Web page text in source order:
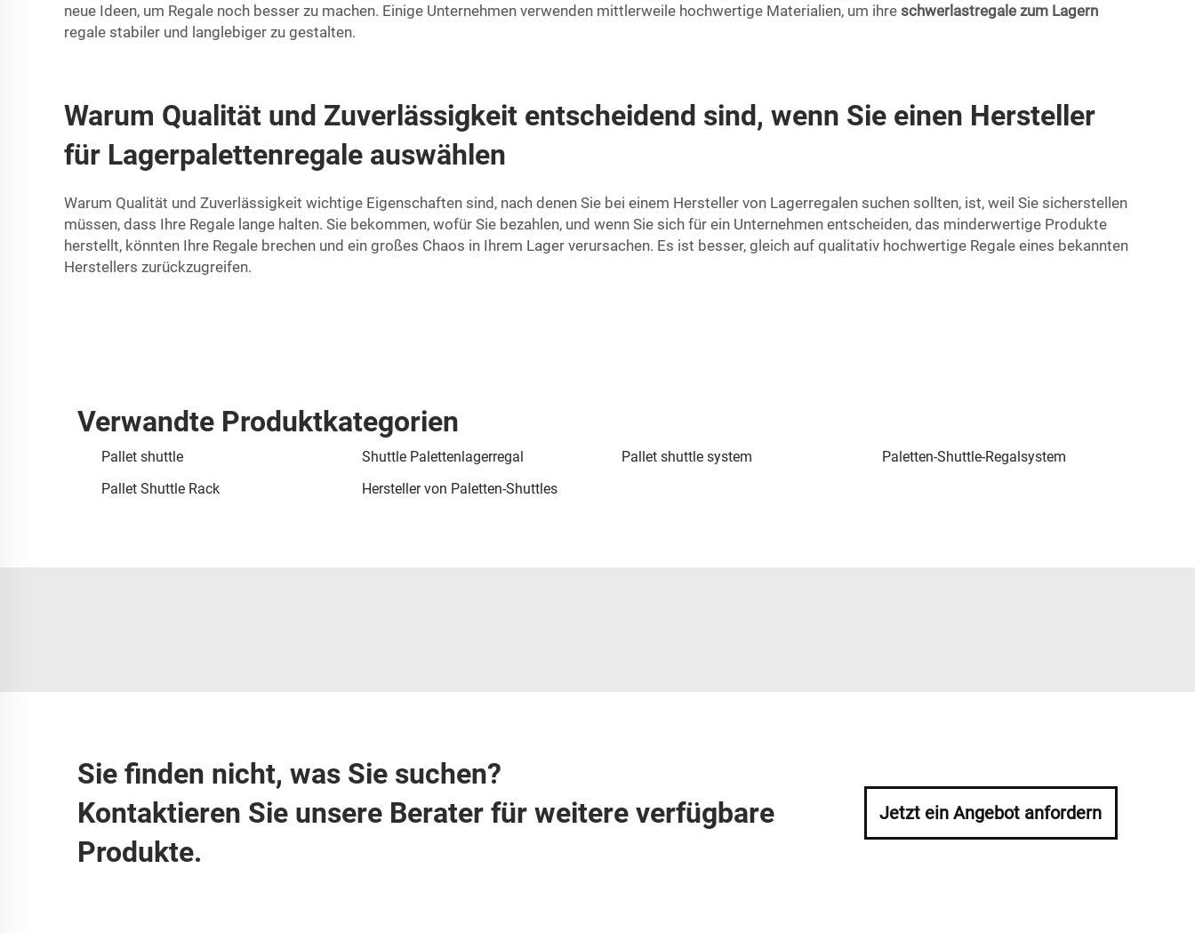
neue Ideen, um Regale noch besser zu machen. Einige Unternehmen verwenden mittlerweile hochwertige Materialien, um ihre schwerlastregale zum Lagern
regale stabiler und langlebiger zu gestalten.
Warum Qualität und Zuverlässigkeit entscheidend sind, wenn Sie einen Hersteller
für Lagerpalettenregale auswählen
Warum Qualität und Zuverlässigkeit wichtige Eigenschaften sind, nach denen Sie bei einem Hersteller von Lagerregalen suchen sollten, ist, weil Sie sicherstellen
müssen, dass Ihre Regale lange halten. Sie bekommen, wofür Sie bezahlen, und wenn Sie sich für ein Unternehmen entscheiden, das minderwertige Produkte
herstellt, könnten Ihre Regale brechen und ein großes Chaos in Ihrem Lager verursachen. Es ist besser, gleich auf qualitativ hochwertige Regale eines bekannten
Herstellers zurückzugreifen.
Verwandte Produktkategorien
Pallet shuttle Shuttle Palettenlagerregal Pallet shuttle system
Paletten-Shuttle-Regalsystem
Pallet Shuttle Rack
Hersteller von Paletten-Shuttles
Sie finden nicht, was Sie suchen?
Kontaktieren Sie unsere Berater für weitere verfügbare
Produkte.
Jetzt ein Angebot anfordern